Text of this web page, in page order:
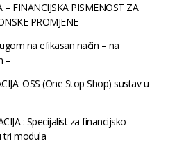
FINANCIJSKA PISMENOST ZA
PROMJENE
na efikasan način – na
–
OSS (One Stop Shop) sustav u
: Specijalist za financijsko
tri modula